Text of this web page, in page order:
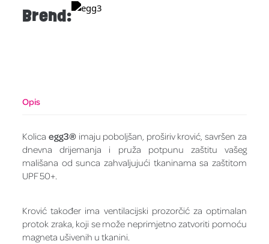
Brend:
Opis
Kolicaegg3® imaju poboljšan, proširiv krović, savršen za
dnevna drijemanja i pruža potpunu zaštitu vašeg
mališana od sunca zahvaljujući tkaninama sa zaštitom
UPF 50+.
Krović također ima ventilacijski prozorčić za optimalan
protok zraka, koji se može neprimjetno zatvoriti pomoću
magneta ušivenih u tkanini.